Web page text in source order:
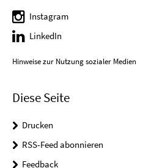
Instagram
LinkedIn
Hinweise zur Nutzung sozialer Medien
Diese Seite
Drucken
RSS-Feed abonnieren
Feedback